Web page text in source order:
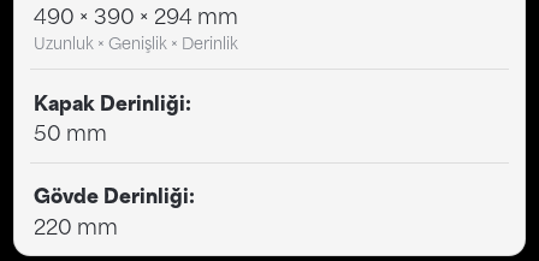
490 × 390 × 294 mm
Uzunluk × Genişlik × Derinlik
Kapak Derinliği:
50 mm
Gövde Derinliği:
220 mm